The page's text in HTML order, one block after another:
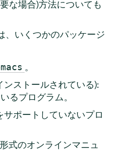
な場合)方法についても
、いくつかのパッケージ
。
ンストールされている):
るプログラム。
サポートしていないプロ
式のオンラインマニュ